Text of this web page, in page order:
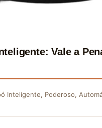
Vale a
Inteligente, Poderoso,